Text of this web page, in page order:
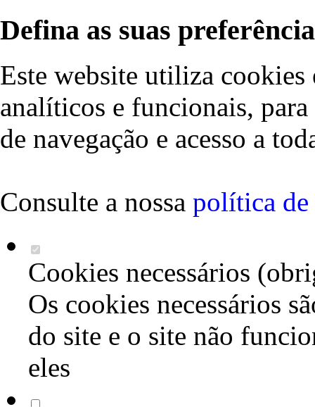
Defina as suas
Este website utiliza cookies
analíticos e funcionais,
de navegação e acesso a
Consulte a nossa política de
Cookies necessários
Os cookies necessários
do site e o site não
eles